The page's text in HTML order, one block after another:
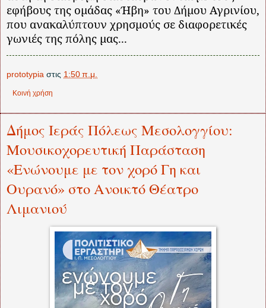
εφήβους της ομάδας «Ήβη» του Δήμου Αγρινίου,
που ανακαλύπτουν χρησμούς σε διαφορετικές
γωνιές της πόλης μας...
prototypia στις 1:50 π.μ.
Κοινή χρήση
Δήμος Ιεράς Πόλεως Μεσολογγίου:
Μουσικοχορευτική Παράσταση
«Ενώνουμε με τον χορό Γη και
Ουρανό» στο Ανοικτό Θέατρο
Λιμανιού